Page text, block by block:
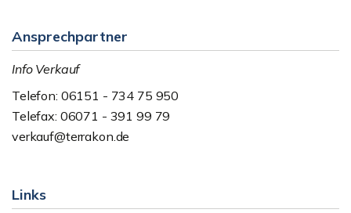
Ansprechpartner
Info Verkauf
Telefon: 06151 - 734 75 950
Telefax: 06071 - 391 99 79
verkauf@terrakon.de
Links